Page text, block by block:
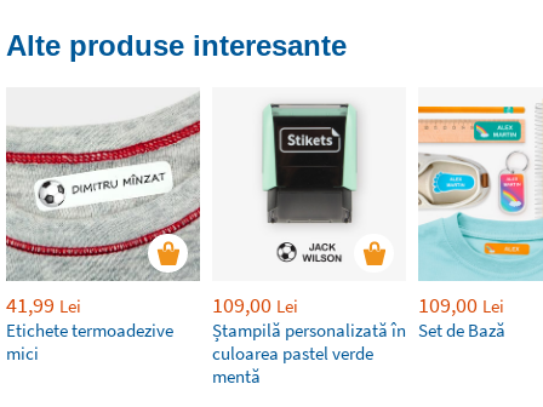
Alte produse interesante
41,99 Lei
Etichete termoadezive
mici
109,00 Lei
Ștampilă personalizată în
culoarea pastel verde
mentă
109,00 Lei
Set de Bază